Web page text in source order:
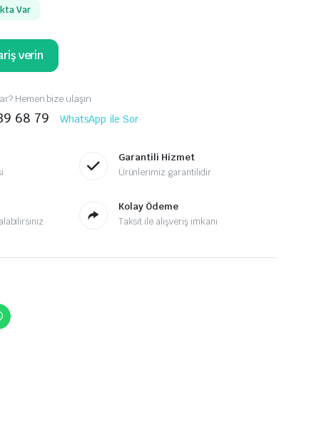
Var
verin
Hemen bize ulaşın
68 79 WhatsApp ile Sor
Garantili Hizmet
Ürünlerimiz garantilidir
Kolay Ödeme
Taksit ile alışveriş imkanı